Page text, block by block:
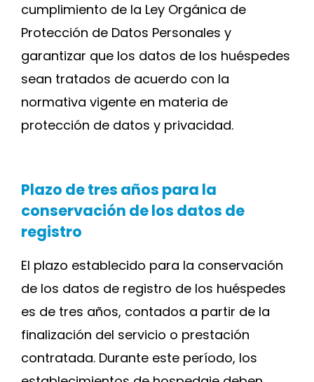
cumplimiento de la Ley Orgánica de
Protección de Datos Personales y
garantizar que los datos de los huéspedes
sean tratados de acuerdo con la
normativa vigente en materia de
protección de datos y privacidad.
Plazo de tres años para la
conservación de los datos de
registro
El plazo establecido para la conservación
de los datos de registro de los huéspedes
es de tres años, contados a partir de la
finalización del servicio o prestación
contratada. Durante este período, los